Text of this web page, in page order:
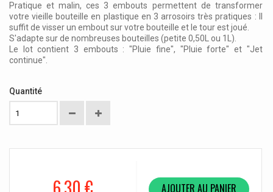
Pratique et malin, ces 3 embouts permettent de transformer
votre vieille bouteille en plastique en 3 arrosoirs très pratiques : Il
suffit de visser un embout sur votre bouteille et le tour est joué.
S'adapte sur de nombreuses bouteilles (petite 0,50L ou 1L).
Le lot contient 3 embouts : "Pluie fine", "Pluie forte" et "Jet
continue".
Quantité
AJOUTER AU PANIER